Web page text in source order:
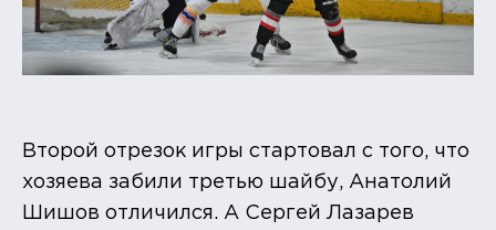
Второй отрезок игры стартовал с того, что
хозяева забили третью шайбу, Анатолий
Шишов отличился. А Сергей Лазарев